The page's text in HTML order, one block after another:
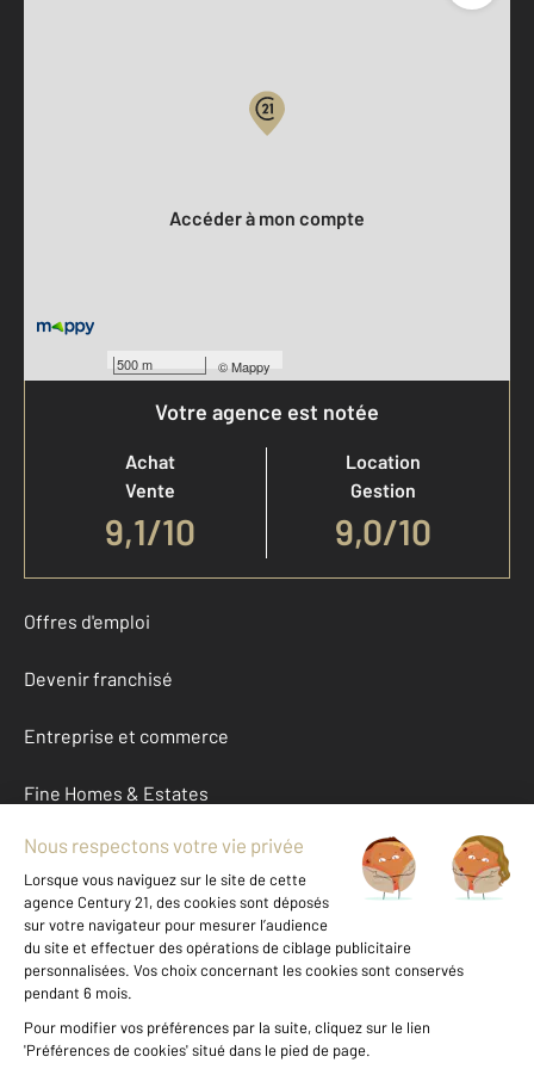
500 m ©Mappy
Accéder à mon compte
Votre agence est notée
Achat
Vente
9,1/10
Location
Gestion
9,0/10
Offres d'emploi
Devenir franchisé
Entreprise et commerce
Fine Homes & Estates
À propos
International
Nous contacter